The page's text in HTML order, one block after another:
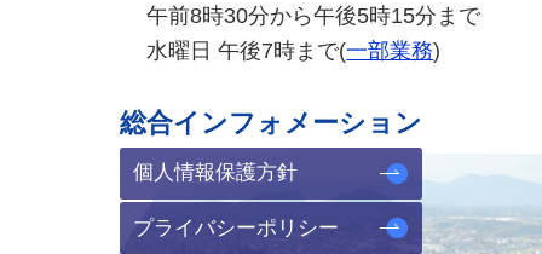
午前8時30分から午後5時15分まで
水曜日 午後7時まで(一部業務)
総合インフォメーション
個人情報保護方針
プライバシーポリシー